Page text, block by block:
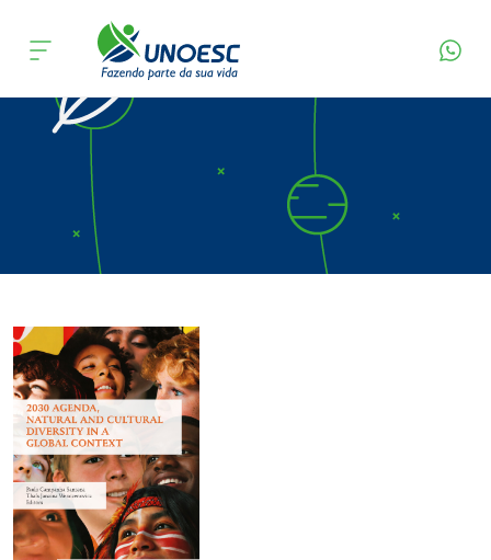
Cursos
Onde estamos
Atendimento ao Estudante
A
Unoesc
Internacionalização
I.nova